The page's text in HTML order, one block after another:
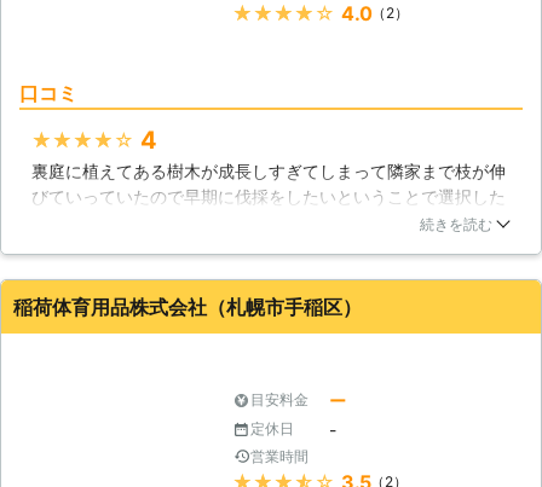
★★★★★ 4.0（2）
口コミ
★★★★★ 4
裏庭に植えてある樹木が成長しすぎてしまって隣家まで枝が伸
びていっていたので早期に伐採をしたいということで選択した
のが、北海道札幌市手稲区でサービスを提供しているフロムガ
行ってくれるので非常に頼もしい存在となっています。
北海道 札幌市手稲区 2016年11月24日
続きを読む
稲荷体育用品株式会社（札幌市手稲区）
目安料金 ー
定休日 -
営業時間
★★★★★ 3.5（2）